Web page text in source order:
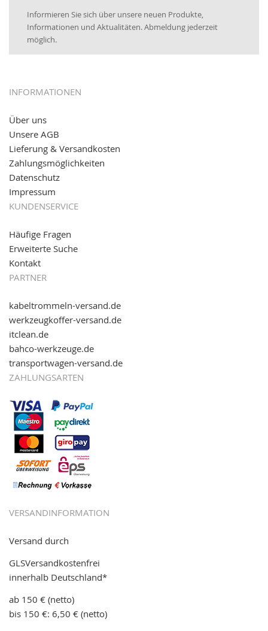
16.01.2017:JETZT NEU- Visa & MasterCard (inkl.
Maestro)
12.01.2017:JETZT NEU- giropay, SOFORT-Überweisung
05.09.2016: NEUE Topseller bei
11.08.2016: Gerade entsteht unser "neuer"
Partnershop
Online-Shop für einfaches Transportieren. Einfach
reinschauen...
Informieren Sie sich über unsere neuen Produkte,
Informationen und Aktualitäten. Abmeldung jederzeit
möglich.
INFORMATIONEN
Über uns
Unsere AGB
Lieferung & Versandkosten
Zahlungsmöglichkeiten
Datenschutz
Impressum
KUNDENSERVICE
Häufige Fragen
Erweiterte Suche
Kontakt
PARTNER
kabeltrommeln-versand.de
werkzeugkoffer-versand.de
itclean.de
bahco-werkzeuge.de
transportwagen-versand.de
ZAHLUNGSARTEN
VERSANDINFORMATION
Versand durch
GLSVersandkostenfrei
innerhalb Deutschland*
ab 150 € (netto)
bis 150 €: 6,50 € (netto)